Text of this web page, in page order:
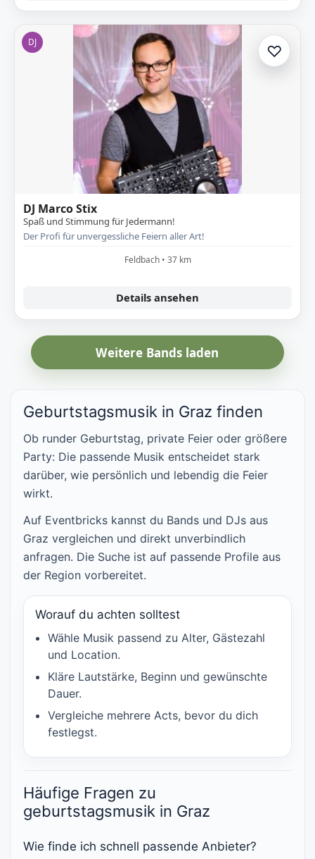
DJ ♡Zur
DJ Marco Stix
Spaß und Stimmung für Jedermann!
Der Profi für unvergessliche Feiern aller Art!
Feldbach • 37 km
Details ansehen
Weitere Bands laden
Geburtstagsmusik in Graz finden
Ob runder Geburtstag, private Feier oder größere
Party: Die passende Musik entscheidet stark
darüber, wie persönlich und lebendig die Feier
wirkt.
Auf Eventbricks kannst du Bands und DJs aus
Graz vergleichen und direkt unverbindlich
anfragen. Die Suche ist auf passende Profile aus
der Region vorbereitet.
Worauf du achten solltest
Wähle Musik passend zu Alter, Gästezahl
und Location.
Kläre Lautstärke, Beginn und gewünschte
Dauer.
Vergleiche mehrere Acts, bevor du dich
festlegst.
Häufige Fragen zu
geburtstagsmusik in Graz
Wie finde ich schnell passende Anbieter?